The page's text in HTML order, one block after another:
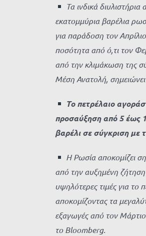
Τα ινδικά
εκατομμύρια βαρέλια
για παράδοση τον
ποσότητα από ό,τι τον
από την κλιμάκωση της
Μέση Ανατολή,
Το πετρέλαιο
προσαύξηση από 5 έως
βαρέλι σε σύγκριση με
Η Ρωσία αποκομίζει
από την αυξημένη ζήτηση
υψηλότερες τιμές για το
αποκομίζοντας τα
εξαγωγές από τον Μάρτιο
το Bloomberg.